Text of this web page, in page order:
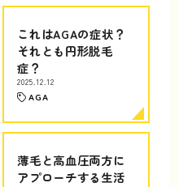
これはAGAの症状？
それとも円形脱毛
症？
2025.12.12
AGA
薄毛と高血圧両方に
アプローチする生活